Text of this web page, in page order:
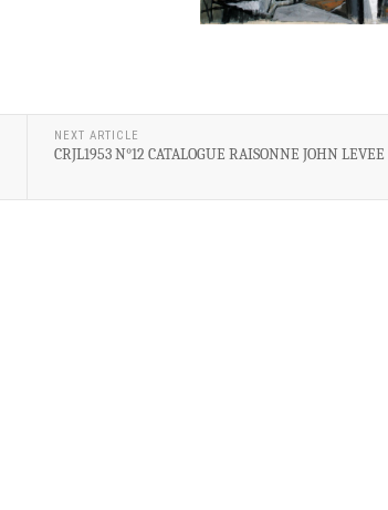
NEXT ARTICLE
CRJL1953 N°12 CATALOGUE RAISONNE JOHN LEVEE